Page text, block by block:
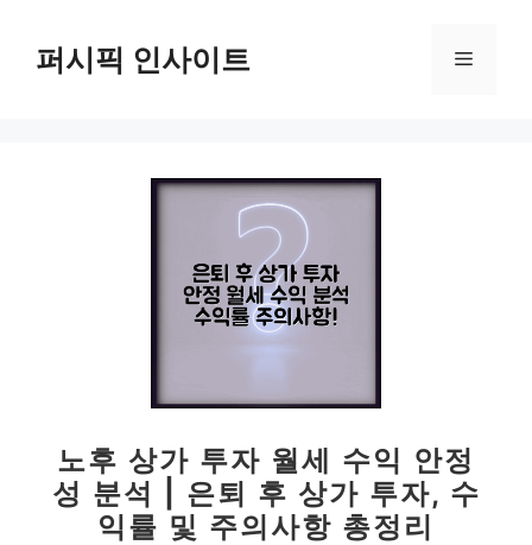
퍼시픽 인사이트 메
노후 상가 투자 월세 수익 안정
성 분석 | 은퇴 후 상가 투자, 수
익률 및 주의사항 총정리